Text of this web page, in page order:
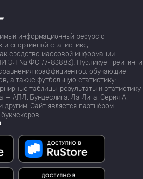
информационный ресурс о
и спортивной статистике,
средство массовой информации
ЭЛ № ФС 77-83883). Публикует рейтинги
коэффициентов, обучающие
а также футбольную статистику:
таблицы, результаты и статистику
— АПЛ, Бундеслига, Ла Лига, Серия А,
Сайт является партнёром